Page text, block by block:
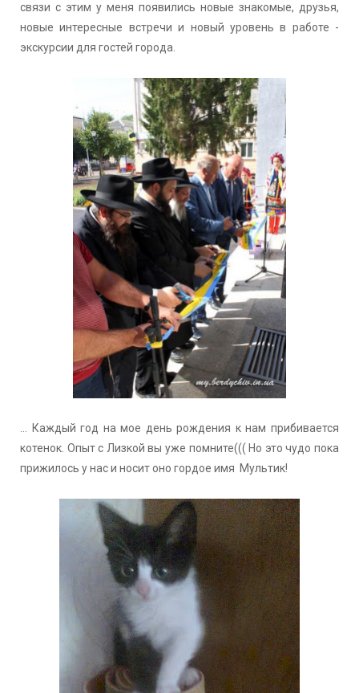
связи с этим у меня появились новые знакомые, друзья,
новые интересные встречи и новый уровень в работе -
экскурсии для гостей города.
... Каждый год на мое день рождения к нам прибивается
котенок. Опыт с Лизкой вы уже помните((( Но это чудо пока
прижилось у нас и носит оно гордое имя Мультик!